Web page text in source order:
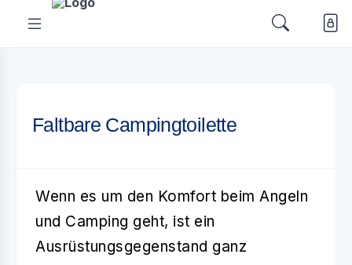
Faltbare Campingtoilette
Wenn es um den Komfort beim Angeln
und Camping geht, ist ein
Ausrüstungsgegenstand ganz